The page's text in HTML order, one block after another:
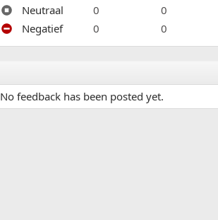
Neutraal
0 0
Negatief
0 0
No feedback has been posted yet.